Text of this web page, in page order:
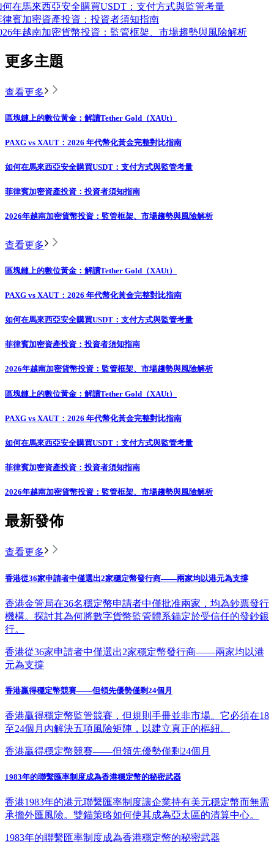
何在馬來西亞安全購買USDT：支付方式與監管考量
律賓加密資產投資：投資者須知指南
年越南加密貨幣投資：監管框架、市場趨勢與風險解析
更多主題
查看更多
區塊鏈上的數位黃金：解讀Tether Gold（XAUt）
PAXG vs XAUT：2026 年代幣化黃金完整對比指南
如何在馬來西亞安全購買USDT：支付方式與監管考量
菲律賓加密資產投資：投資者須知指南
2026年越南加密貨幣投資：監管框架、市場趨勢與風險解析
查看更多
區塊鏈上的數位黃金：解讀Tether Gold（XAUt）
PAXG vs XAUT：2026 年代幣化黃金完整對比指南
如何在馬來西亞安全購買USDT：支付方式與監管考量
菲律賓加密資產投資：投資者須知指南
2026年越南加密貨幣投資：監管框架、市場趨勢與風險解析
區塊鏈上的數位黃金：解讀Tether Gold（XAUt）
PAXG vs XAUT：2026 年代幣化黃金完整對比指南
如何在馬來西亞安全購買USDT：支付方式與監管考量
菲律賓加密資產投資：投資者須知指南
2026年越南加密貨幣投資：監管框架、市場趨勢與風險解析
最新發佈
查看更多
香港從36家申請者中僅選出2家穩定幣發行商——兩家均以港元為支撐
香港金管局在36名穩定幣申請者中僅批准兩家，均為鈔票發行
機構。探討其為何將數字貨幣監管體系錨定於受信任的發鈔銀
行。
香港從36家申請者中僅選出2家穩定幣發行商——兩家均以港
元為支撐
香港贏得穩定幣競賽——但領先優勢僅剩24個月
香港贏得穩定幣監管競賽，但規則手冊並非市場。它必須在18
至24個月內解決五項風險矩陣，以建立真正的樞紐。
香港贏得穩定幣競賽——但領先優勢僅剩24個月
1983年的聯繫匯率制度成為香港穩定幣的秘密武器
香港1983年的港元聯繫匯率制度讓企業持有美元穩定幣而無需
承擔外匯風險。雙錨策略如何使其成為亞太區的清算中心。
1983年的聯繫匯率制度成為香港穩定幣的秘密武器